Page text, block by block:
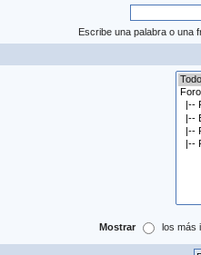
Escribe una palabra o una
Mostrar los más